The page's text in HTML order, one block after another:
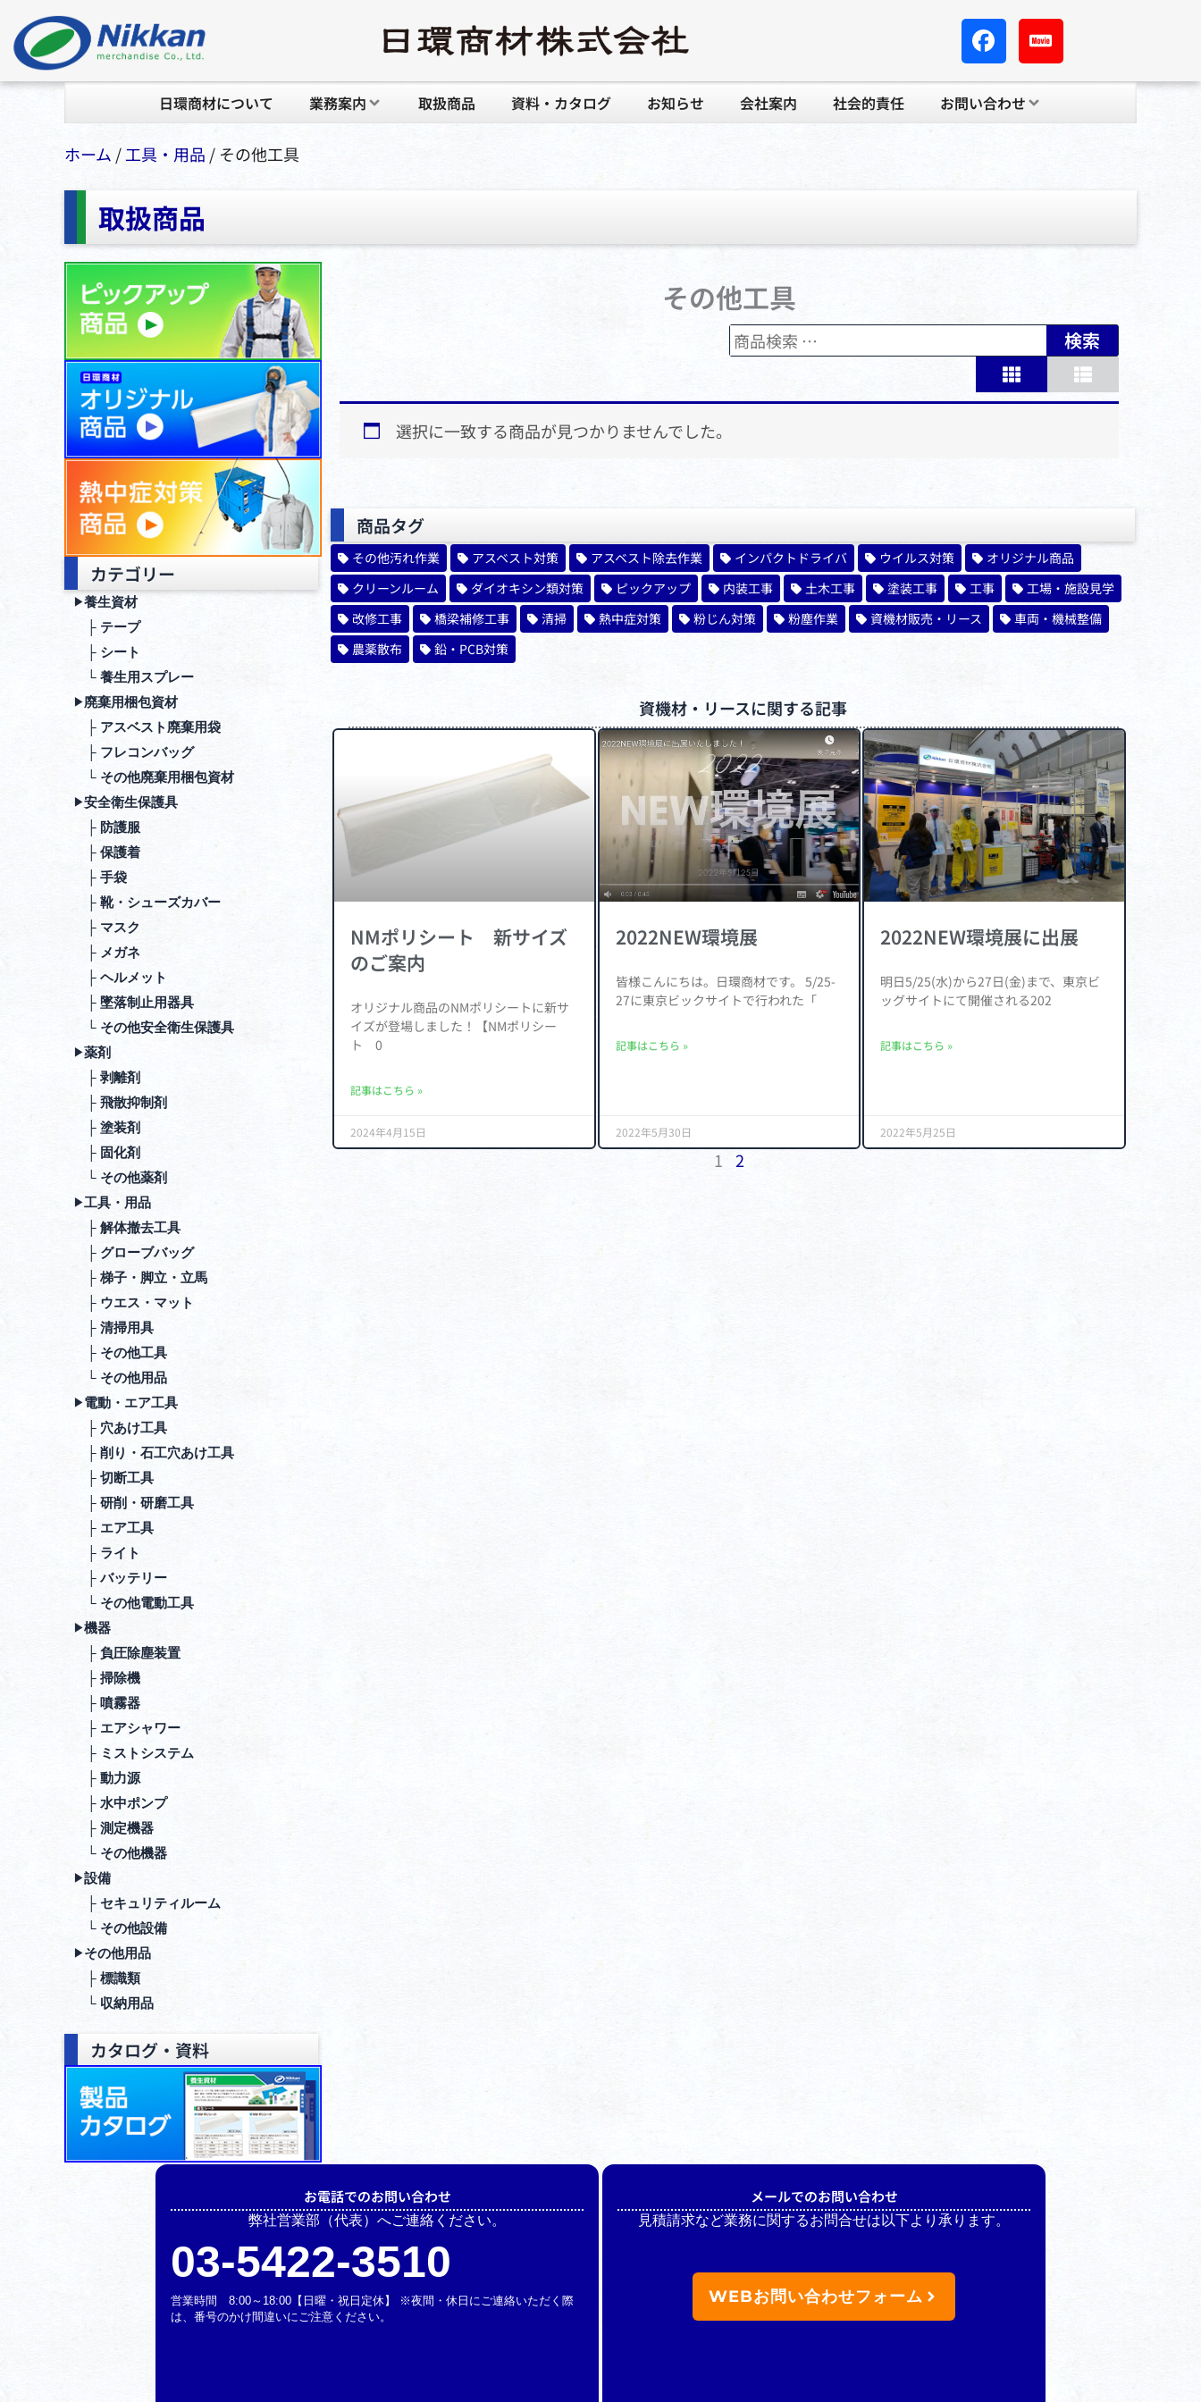
日環商材について 業務案内 取扱商品 資料・カタログ お知らせ 会社案内 社会的責任 お問い合わせ
ホーム /⼯具・⽤品 / その他⼯具
取扱商品
カテゴリー
▶︎養生資材
├ テープ
├ シート
└ 養生用スプレー
▶︎廃棄⽤梱包資材
├ アスベスト廃棄用袋
├ フレコンバッグ
└ その他廃棄用梱包資材
▶︎安全衛⽣保護具
├ 防護服
├ 保護着
├ ⼿袋
├ 靴・シューズカバー
├ マスク
├ メガネ
├ ヘルメット
├ 墜落制⽌⽤器具
└ その他安全衛⽣保護具
▶︎薬剤
├ 剥離剤
├ ⾶散抑制剤
├ 塗装剤
├ 固化剤
└ その他薬剤
▶︎⼯具・⽤品
├ 解体撤去⼯具
├ グローブバッグ
├ 梯⼦・脚⽴・⽴⾺
├ ウエス・マット
├ 清掃⽤具
├ その他⼯具
└ その他⽤品
▶︎電動・エア⼯具
├ ⽳あけ⼯具
├ 削り・⽯⼯⽳あけ⼯具
├ 切断⼯具
├ 研削・研磨⼯具
├ エア⼯具
├ ライト
├ バッテリー
└ その他電動⼯具
▶︎機器
├ 負圧除塵装置
├ 掃除機
├ 噴霧器
├ エアシャワー
├ ミストシステム
├ 動⼒源
├ ⽔中ポンプ
├ 測定機器
└ その他機器
▶︎設備
├ セキュリティルーム
└ その他設備
▶︎その他⽤品
├ 標識類
└ 収納⽤品
カタログ・資料
その他⼯具
検
索
象:
検索
選択に一致する商品が見つかりませんでした。
商品タグ
その他汚れ作業 アスベスト対策 アスベスト除去作業 インパクトドライバ ウイルス対策
オリジナル商品
クリーンルーム
ダイオキシン類対策 ピックアップ 内装工事 土木工事 塗装工事 工事
工場・施設見学
改修工事
橋梁補修工事 清掃 熱中症対策 粉じん対策 粉塵作業 資機材販売・リース
車両・機械整備
農薬散布
鉛・PCB対策
資機材・リースに関する記事
NMポリシート 新サイズ
のご案内
オリジナル商品のNMポリシートに新サ
イズが登場しました！【NMポリシー
ト 0
記事はこちら »
2024年4月15日
2022NEW環境展
皆様こんにちは。日環商材です。 5/25-
27に東京ビックサイトで行われた「
記事はこちら »
2022年5月30日
2022NEW環境展に出展
明日5/25(水)から27日(金)まで、東京ビ
ッグサイトにて開催される202
記事はこちら »
2022年5月25日
ペ
ー
ジ
1
ペ
ー
ジ
2
お電話でのお問い合わせ
弊社営業部（代表）へご連絡ください。
03-5422-3510
営業時間 8:00～18:00【日曜・祝日定休】 ※夜間・休日にご連絡いただく際
は、番号のかけ間違いにご注意ください。
メールでのお問い合わせ
見積請求など業務に関するお問合せは以下より承ります。
WEBお問い合わせフォーム